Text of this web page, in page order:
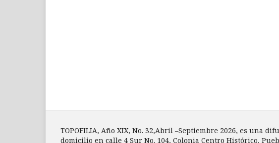
TOPOFILIA, Año XIX, No. 32,Abril –Septiembre 2026, es una
domicilio en calle 4 Sur No. 104, Colonia Centro Histórico,